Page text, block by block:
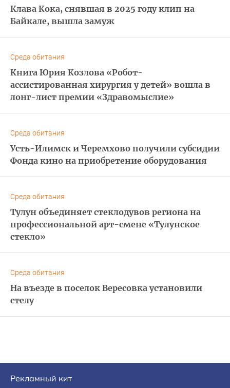
Клава Кока, снявшая в 2025 году клип на
Байкале, вышла замуж
Среда обитания
Книга Юрия Козлова «Робот-
ассистированная хирургия у детей» вошла в
лонг-лист премии «Здравомыслие»
Среда обитания
Усть-Илимск и Черемхово получили субсидии
Фонда кино на приобретение оборудования
Среда обитания
Тулун объединяет стеклодувов региона на
профессиональной арт-смене «Тулунское
стекло»
Среда обитания
На въезде в поселок Вересовка установили
стелу
Рекламный кит